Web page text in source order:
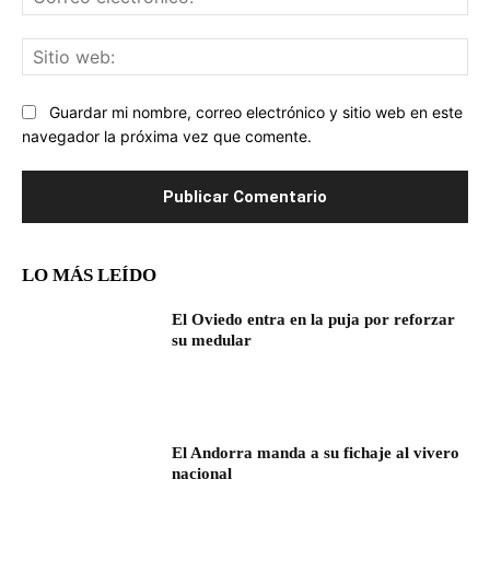
Guardar mi nombre, correo electrónico y sitio web en este
navegador la próxima vez que comente.
LO MÁS LEÍDO
El Oviedo entra en la puja por reforzar
su medular
El Andorra manda a su fichaje al vivero
nacional